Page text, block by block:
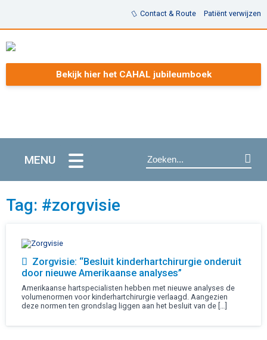
Contact & Route Patiënt verwijzen
Bekijk hier het CAHAL jubileumboek
MENU
Tag: #zorgvisie
Zorgvisie: “Besluit kinderhartchirurgie onderuit
door nieuwe Amerikaanse analyses”
Amerikaanse hartspecialisten hebben met nieuwe analyses de
volumenormen voor kinderhartchirurgie verlaagd. Aangezien
deze normen ten grondslag liggen aan het besluit van de […]